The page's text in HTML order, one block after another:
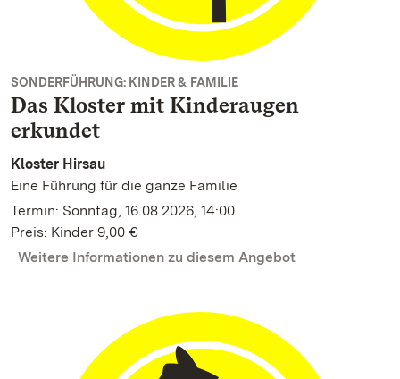
SONDERFÜHRUNG: KINDER & FAMILIE
Das Kloster mit Kinderaugen
erkundet
Kloster Hirsau
Eine Führung für die ganze Familie
Termin: Sonntag, 16.08.2026, 14:00
Preis: Kinder 9,00 €
Weitere Informationen zu diesem Angebot